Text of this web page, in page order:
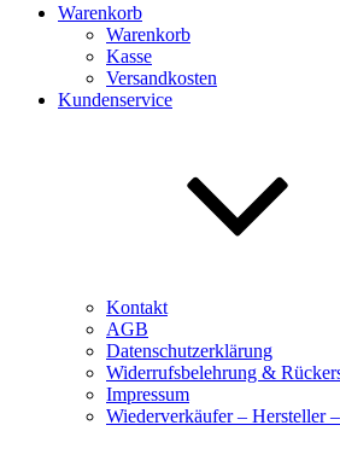
Warenkorb
Warenkorb
Kasse
Versandkosten
Kundenservice
Kontakt
AGB
Datenschutzerklärung
Widerrufsbelehrung &
Impressum
Wiederverkäufer – Hersteller